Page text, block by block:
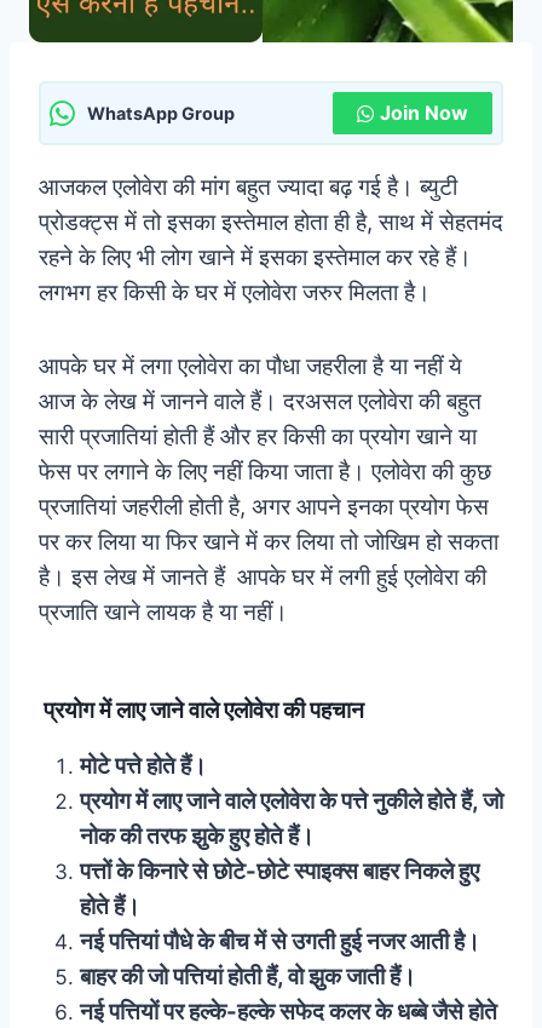
WhatsApp Group Join Now
आजकल एलोवेरा की मांग बहुत ज्यादा बढ़ गई है। ब्युटी
प्रोडक्ट्स में तो इसका इस्तेमाल होता ही है, साथ में सेहतमंद
रहने के लिए भी लोग खाने में इसका इस्तेमाल कर रहे हैं।
लगभग हर किसी के घर में एलोवेरा जरुर मिलता है।
आपके घर में लगा एलोवेरा का पौधा जहरीला है या नहीं ये
आज के लेख में जानने वाले हैं। दरअसल एलोवेरा की बहुत
सारी प्रजातियां होती हैं और हर किसी का प्रयोग खाने या
फेस पर लगाने के लिए नहीं किया जाता है। एलोवेरा की कुछ
प्रजातियां जहरीली होती है, अगर आपने इनका प्रयोग फेस
पर कर लिया या फिर खाने में कर लिया तो जोखिम हो सकता
है। इस लेख में जानते हैं आपके घर में लगी हुई एलोवेरा की
प्रजाति खाने लायक है या नहीं।
प्रयोग में लाए जाने वाले एलोवेरा की पहचान
मोटे पत्ते होते हैं।
प्रयोग में लाए जाने वाले एलोवेरा के पत्ते नुकीले होते हैं, जो
नोक की तरफ झुके हुए होते हैं।
पत्तों के किनारे से छोटे-छोटे स्पाइक्स बाहर निकले हुए
होते हैं।
नई पत्तियां पौधे के बीच में से उगती हुई नजर आती है।
बाहर की जो पत्तियां होती हैं, वो झुक जाती हैं।
नई पत्तियों पर हल्के-हल्के सफेद कलर के धब्बे जैसे होते